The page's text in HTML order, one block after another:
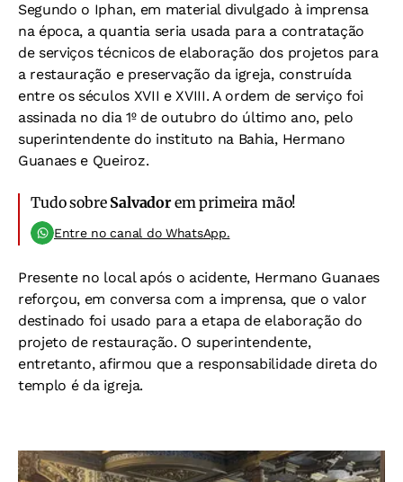
Segundo o Iphan, em material divulgado à imprensa
na época, a quantia seria usada para a contratação
de serviços técnicos de elaboração dos projetos para
a restauração e preservação da igreja, construída
entre os séculos XVII e XVIII. A ordem de serviço foi
assinada no dia 1º de outubro do último ano, pelo
superintendente do instituto na Bahia, Hermano
Guanaes e Queiroz.
Tudo sobre Salvadorem primeira mão!
Entre no canal do WhatsApp.
Presente no local após o acidente, Hermano Guanaes
reforçou, em conversa com a imprensa, que o valor
destinado foi usado para a etapa de elaboração do
projeto de restauração. O superintendente,
entretanto, afirmou que a responsabilidade direta do
templo é da igreja.